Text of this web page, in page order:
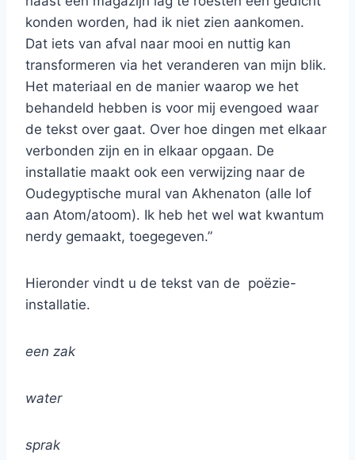
konden worden, had ik niet zien aankomen.
Dat iets van afval naar mooi en nuttig kan
transformeren via het veranderen van mijn blik.
Het materiaal en de manier waarop we het
behandeld hebben is voor mij evengoed waar
de tekst over gaat. Over hoe dingen met elkaar
verbonden zijn en in elkaar opgaan. De
installatie maakt ook een verwijzing naar de
Oudegyptische mural van Akhenaton (alle lof
aan Atom/atoom). Ik heb het wel wat kwantum
nerdy gemaakt, toegegeven.”
Hieronder vindt u de tekst van de poëzie-
installatie.
een zak
water
sprak